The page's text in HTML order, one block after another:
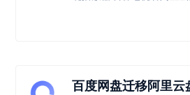
百度网盘迁移阿里云